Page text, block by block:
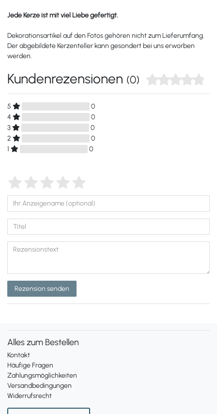
Jede Kerze ist mit viel Liebe gefertigt.
Dekorationsartikel auf den Fotos gehören nicht zum Lieferumfang.
Der abgebildete Kerzenteller kann gesondert bei uns erworben
werden.
Kundenrezensionen (0)
5
0
4
0
3
0
2
0
1
0
Rezension senden
Alles zum Bestellen
Kontakt
Häufige Fragen
Zahlungsmöglichkeiten
Versandbedingungen
Widerrufsrecht